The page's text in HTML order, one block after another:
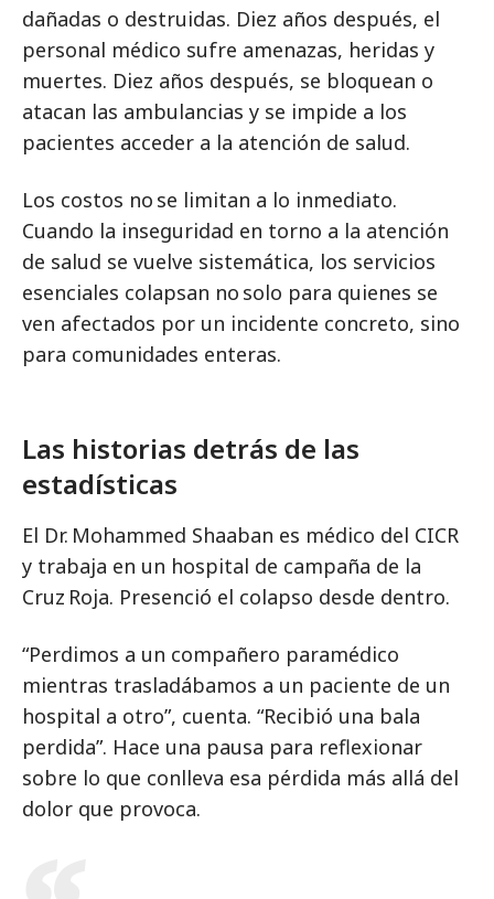
dañadas o destruidas. Diez años después, el
personal médico sufre amenazas, heridas y
muertes. Diez años después, se bloquean o
atacan las ambulancias y se impide a los
pacientes acceder a la atención de salud.
Los costos no se limitan a lo inmediato.
Cuando la inseguridad en torno a la atención
de salud se vuelve sistemática, los servicios
esenciales colapsan no solo para quienes se
ven afectados por un incidente concreto, sino
para comunidades enteras.
Las historias detrás de las
estadísticas
El Dr. Mohammed Shaaban es médico del CICR
y trabaja en un hospital de campaña de la
Cruz Roja. Presenció el colapso desde dentro.
“Perdimos a un compañero paramédico
mientras trasladábamos a un paciente de un
hospital a otro”, cuenta. “Recibió una bala
perdida”. Hace una pausa para reflexionar
sobre lo que conlleva esa pérdida más allá del
dolor que provoca.